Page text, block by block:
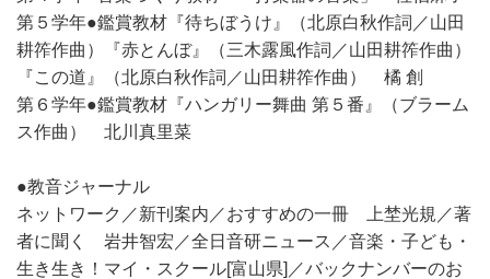
第５学年●鑑賞教材『待ちぼうけ』（北原白秋作詞／山田
耕筰作曲）『赤とんぼ』（三木露風作詞／山田耕筰作曲）
『この道』（北原白秋作詞／山田耕筰作曲） 橘 創
第６学年●鑑賞教材『ハンガリー舞曲 第５番』（ブラーム
ス作曲） 北川真里菜
●教音ジャーナル
ネットワーク／新刊案内／おすすめの一冊 上埜光規／著
者に聞く 岩井智宏／全日音研ニュース／音楽・子ども・
生き生き！マイ・スクール[富山県]／バックナンバーのお